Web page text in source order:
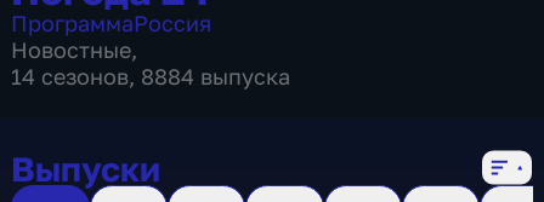
ПрограммаРоссия
Новостные,
14 сезонов, 8884 выпуска
Выпуски